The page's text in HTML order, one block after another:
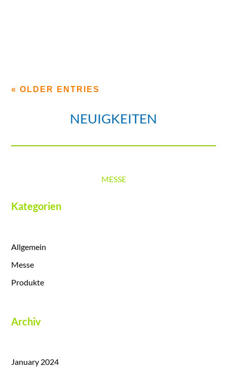
« OLDER ENTRIES
NEUIGKEITEN
MESSE
Kategorien
Allgemein
Messe
Produkte
Archiv
January 2024